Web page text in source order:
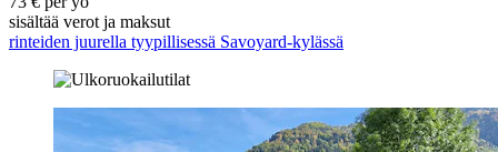
sisältää verot ja maksut
rinteiden juurella tyypillisessä Savoyard-kylässä